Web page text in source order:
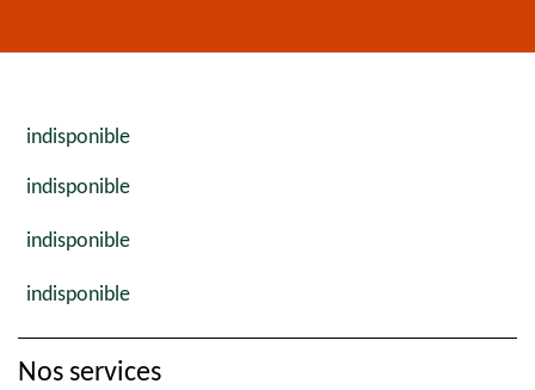
indisponible
indisponible
indisponible
indisponible
Nos services